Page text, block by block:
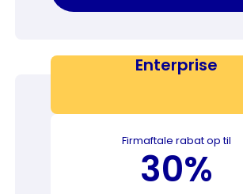
Enterprise
Firmaftale rabat op til
30%